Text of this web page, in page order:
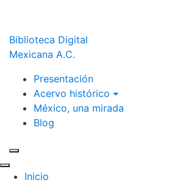
Biblioteca Digital
Mexicana A.C.
Presentación
Acervo histórico
México, una mirada
Blog
Inicio